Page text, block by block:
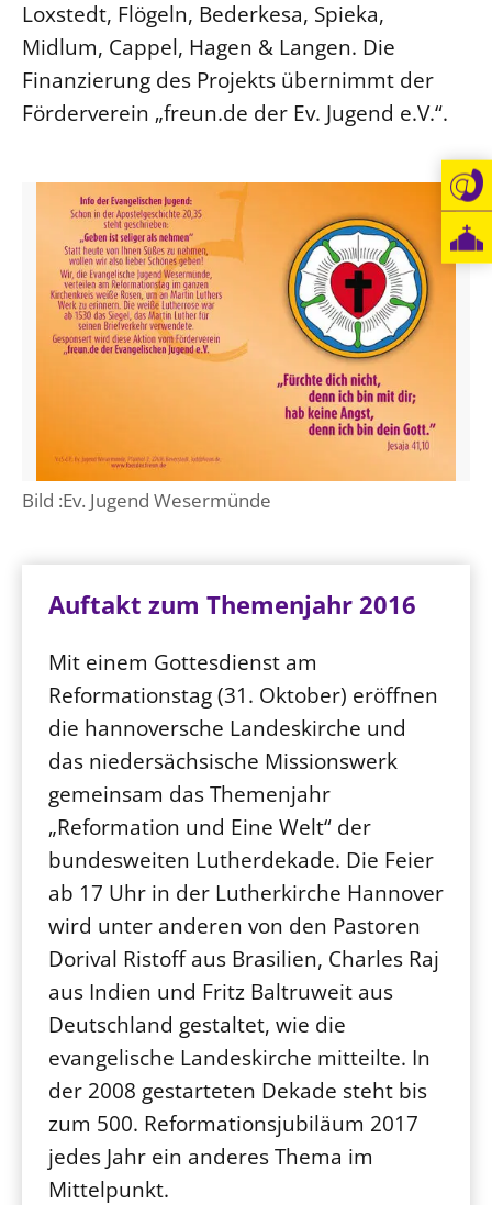
Loxstedt, Flögeln, Bederkesa, Spieka,
Midlum, Cappel, Hagen & Langen. Die
Finanzierung des Projekts übernimmt der
Förderverein „freun.de der Ev. Jugend e.V.“.
Bild :Ev. Jugend Wesermünde
Auftakt zum Themenjahr 2016
Mit einem Gottesdienst am
Reformationstag (31. Oktober) eröffnen
die hannoversche Landeskirche und
das niedersächsische Missionswerk
gemeinsam das Themenjahr
„Reformation und Eine Welt“ der
bundesweiten Lutherdekade. Die Feier
ab 17 Uhr in der Lutherkirche Hannover
wird unter anderen von den Pastoren
Dorival Ristoff aus Brasilien, Charles Raj
aus Indien und Fritz Baltruweit aus
Deutschland gestaltet, wie die
evangelische Landeskirche mitteilte. In
der 2008 gestarteten Dekade steht bis
zum 500. Reformationsjubiläum 2017
jedes Jahr ein anderes Thema im
Mittelpunkt.